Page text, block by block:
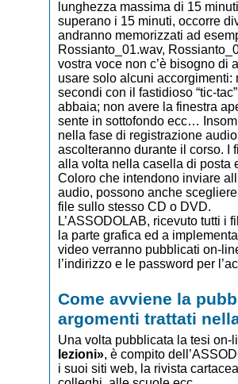
lunghezza massima di 15
superano i 15 minuti, occorre
andranno memorizzati ad
Rossianto_01.wav,
vostra voce non c’è bisogno di
usare solo alcuni
secondi con il fastidioso “tic-
abbaia; non avere la finestra
sente in sottofondo ecc…
nella fase di registrazione
ascolteranno durante il corso. I
alla volta nella casella di posta
Coloro che intendono inviare
audio, possono anche
file sullo stesso CD o DVD.
L’ASSODOLAB, ricevuto tutti i
la parte grafica ed a
video verranno pubblicati on-
l’indirizzo e le password per
Come avviene la
argomenti trattati
Una volta pubblicata la tesi
lezioni», è compito
i suoi siti web, la rivista